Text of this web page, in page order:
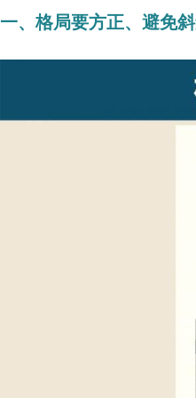
一、格局要方正、避免